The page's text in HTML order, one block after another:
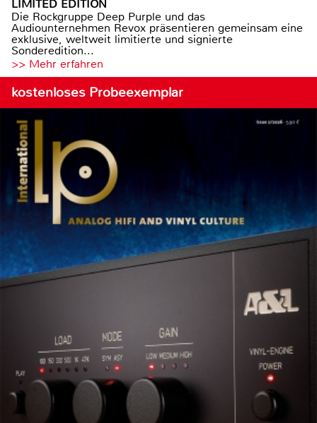
LIMITED EDITION
Die Rockgruppe Deep Purple und das
Audiounternehmen Revox präsentieren gemeinsam eine
exklusive, weltweit limitierte und signierte
Sonderedition...
>> Mehr erfahren
kostenloses Probeexemplar